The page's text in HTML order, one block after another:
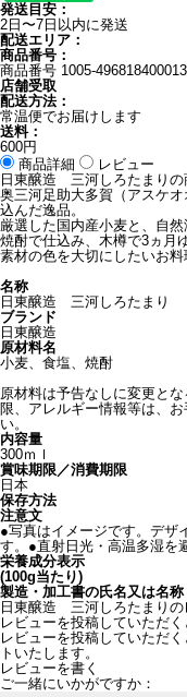
発送目安：
2日〜7日以内に発送
配送エリア：
商品番号：
商品番号 1005-
店舗受取
配送方法：
常温便でお届けします
送料：
600円
商品詳細
レビュー
日東醸造 三河しろたまりの
奥三河足助大多賀（アスケ
込んだ逸品。
厳選した国内産小麦と、自
焼酎で仕込み、木樽で3ヵ月
素材の色を大切にしたいお料
名称
日東醸造 三河しろたまり
ブランド
日東醸造
原材料名
小麦、食塩、焼酎
原材料は予告なしに変更と
限、アレルギー情報等は、
い。
内容量
300ｍｌ
賞味期限／消費期限
日本
保存方法
注意文
●写真はイメージです。デザ
す。●直射日光・高温多湿を
栄養成分表示
(100g当たり)
製造・加工書の氏名又は名称
日東醸造 三河しろたまりの
レビューを投稿していただ
レビューを投稿していただ
トいたします。
レビューを書く
ご一緒にいかがですか：